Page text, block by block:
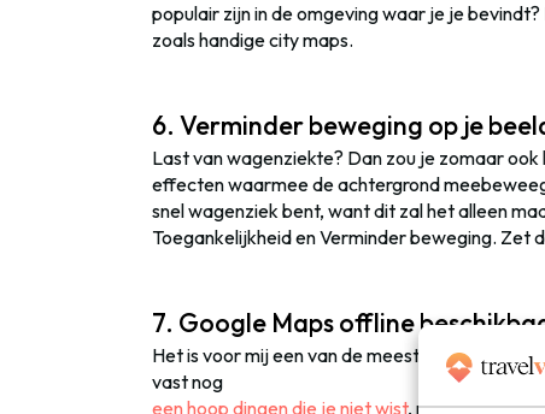
populair zijn in de omgeving waar je je
zoals handige city maps.
6. Verminder beweging op je
Last van wagenziekte? Dan zou je zomaar
effecten waarmee de achtergrond
snel wagenziek bent, want dit zal het alleen
Toegankelijkheid en Verminder beweging. Zet
7. Google Maps offline
Het is voor mij een van de meest onmisbare
vast nog
een hoop dingen die je niet wist, maar de